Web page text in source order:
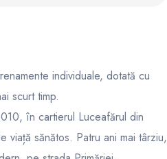
individuale, dotată cu
scurt timp.
în cartierul Luceafărul din
sănătos. Patru ani mai târziu,